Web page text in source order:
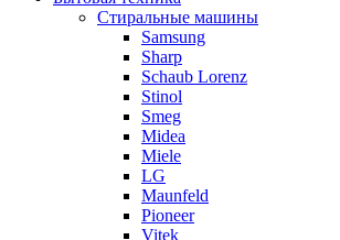
Стиральные машины
Samsung
Sharp
Schaub Lorenz
Stinol
Smeg
Midea
Miele
LG
Maunfeld
Pioneer
Vitek